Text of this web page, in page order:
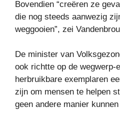
Bovendien “creëren ze
die nog steeds aanwezig
weggooien”, zei
De minister van
ook richtte op de wegwerp-
herbruikbare exemplaren
zijn om mensen te helpen
geen andere manier